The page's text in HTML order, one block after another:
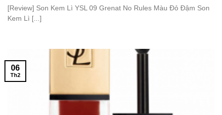
[Review] Son Kem Lì YSL 09 Grenat No Rules Màu Đỏ Đậm Son
Kem Lì [...]
06
Th2